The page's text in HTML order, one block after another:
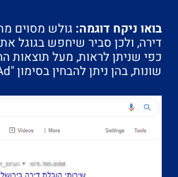
בואו ניקח דוגמה: גולש מסוים
דירה, ולכן סביר שיחפש בגוגל
כפי שניתן לראות, מעל תוצאות
שונות, בהן ניתן להבחין בסימון "Ad" לצידן: